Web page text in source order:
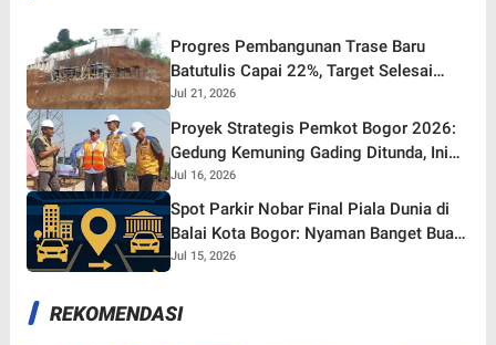
Progres Pembangunan Trase Baru
Batutulis Capai 22%, Target Selesai
Oktober 2026!
Jul 21, 2026
Proyek Strategis Pemkot Bogor 2026:
Gedung Kemuning Gading Ditunda, Ini
yang Tetap Gaspol!
Jul 16, 2026
Spot Parkir Nobar Final Piala Dunia di
Balai Kota Bogor: Nyaman Banget Buat
Nonton Bareng!
Jul 15, 2026
REKOMENDASI